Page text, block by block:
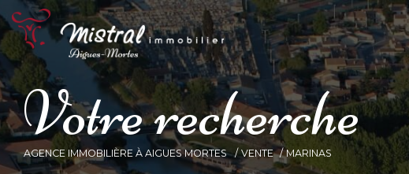
Votrerecherche
AGENCE IMMOBILIÈRE À AIGUES MORTES VENTE MARINAS